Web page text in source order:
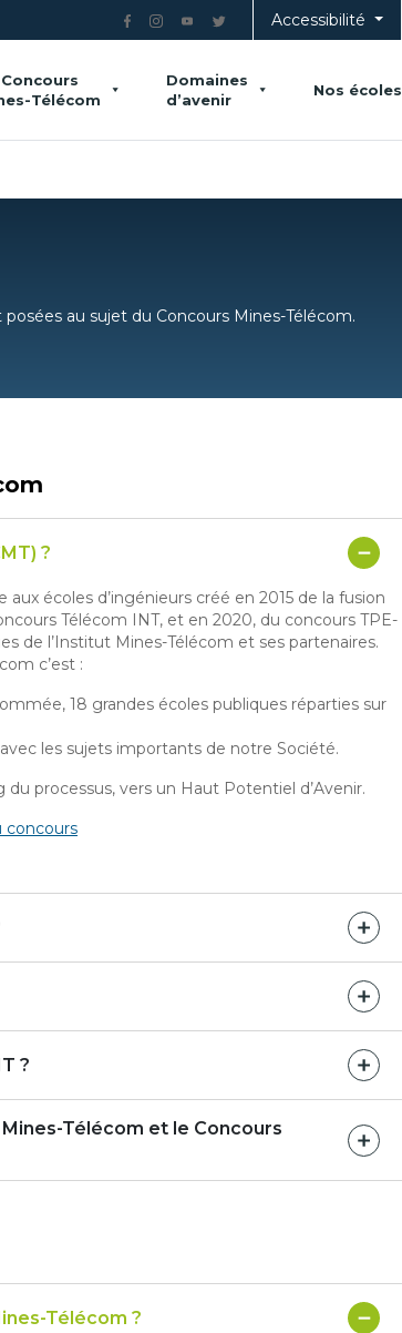
Accessibilité
Concours
Télécom
Domaines
d’avenir
Nos écoles
au sujet du Concours Mines-Télécom.
Concours Mines-Télécom (CMT) ?
écoles d’ingénieurs créé en 2015 de la fusion
Télécom INT, et en 2020, du concours TPE-
de l’Institut Mines-Télécom et ses partenaires.
c’est :
18 grandes écoles publiques réparties sur
les sujets importants de notre Société.
processus, vers un Haut Potentiel d’Avenir.
concours
?
Télécom et le Concours
Télécom ?